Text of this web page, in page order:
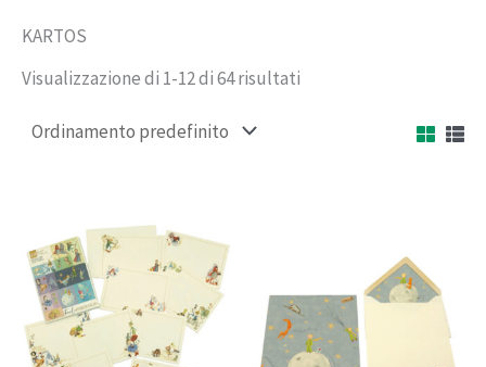
KARTOS
Visualizzazione di 1-12 di 64 risultati